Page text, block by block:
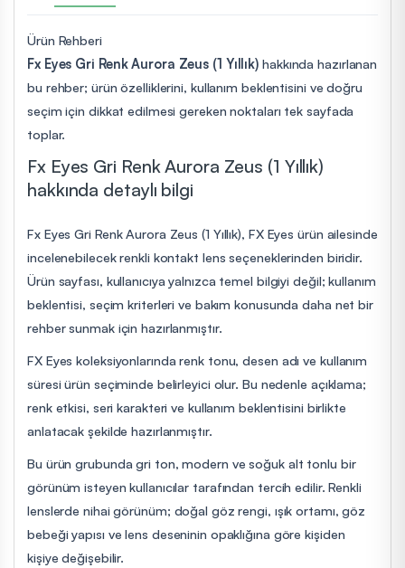
Ürün Rehberi
Fx Eyes Gri Renk Aurora Zeus (1 Yıllık) hakkında hazırlanan
bu rehber; ürün özelliklerini, kullanım beklentisini ve doğru
seçim için dikkat edilmesi gereken noktaları tek sayfada
toplar.
Fx Eyes Gri Renk Aurora Zeus (1 Yıllık)
hakkında detaylı bilgi
Fx Eyes Gri Renk Aurora Zeus (1 Yıllık), FX Eyes ürün ailesinde
incelenebilecek renkli kontakt lens seçeneklerinden biridir.
Ürün sayfası, kullanıcıya yalnızca temel bilgiyi değil; kullanım
beklentisi, seçim kriterleri ve bakım konusunda daha net bir
rehber sunmak için hazırlanmıştır.
FX Eyes koleksiyonlarında renk tonu, desen adı ve kullanım
süresi ürün seçiminde belirleyici olur. Bu nedenle açıklama;
renk etkisi, seri karakteri ve kullanım beklentisini birlikte
anlatacak şekilde hazırlanmıştır.
Bu ürün grubunda gri ton, modern ve soğuk alt tonlu bir
görünüm isteyen kullanıcılar tarafından tercih edilir. Renkli
lenslerde nihai görünüm; doğal göz rengi, ışık ortamı, göz
bebeği yapısı ve lens deseninin opaklığına göre kişiden
kişiye değişebilir.